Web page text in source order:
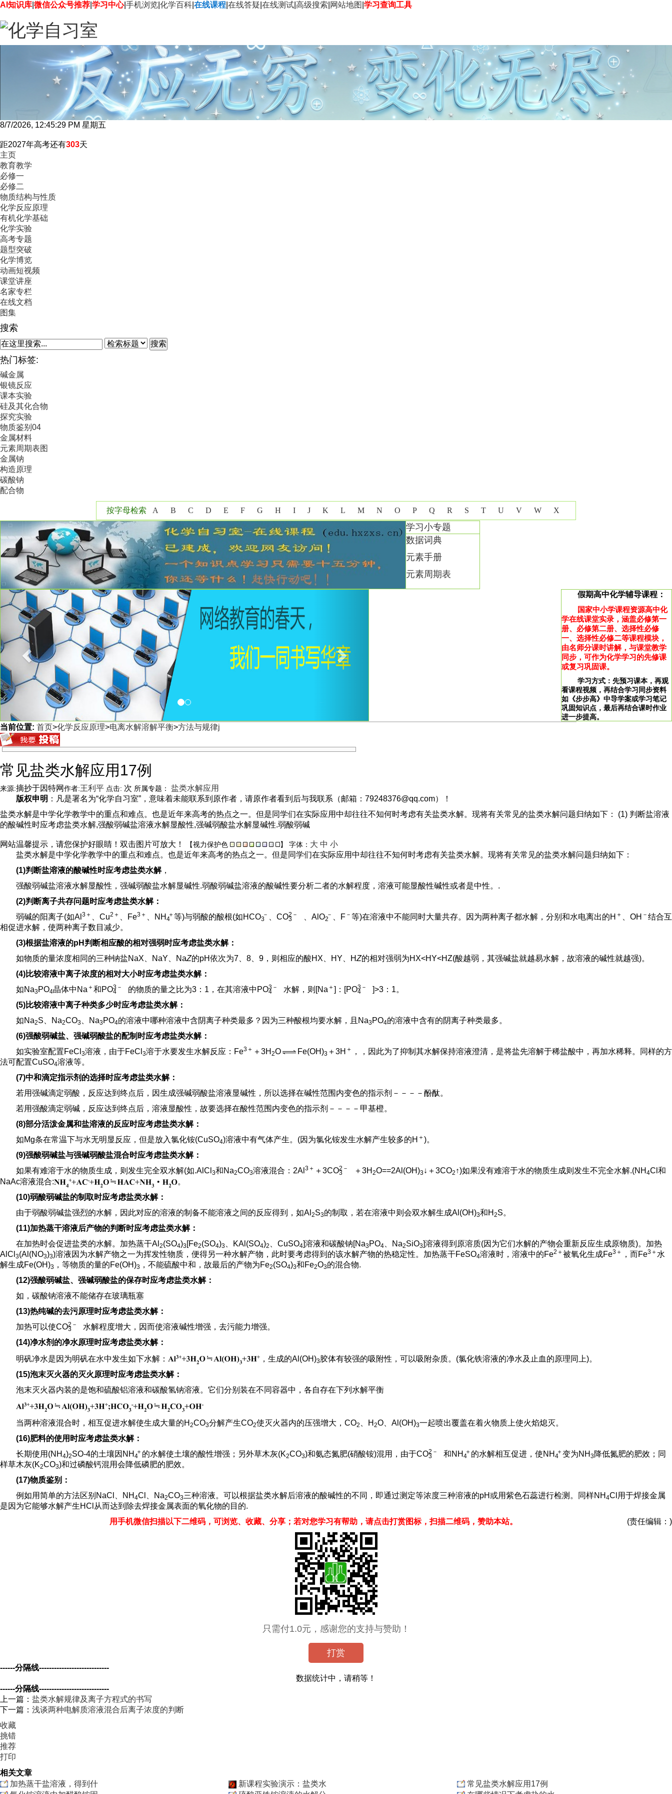
AI知识库 微信公众号推荐 学习中心|手机浏览 化学百科 在线课程 在线答疑 在线测试 高级搜索 网站地图 学习查询工具
8/7/2026, 12:45:30 PM 星期五
距2027年高考还有303天
主页
教育教学
必修一
必修二
物质结构与性质
化学反应原理
有机化学基础
化学实验
高考专题
题型突破
化学博览
动画短视频
课堂讲座
名家专栏
在线文档
图集
搜索
搜索
热门标签:
碱金属
银镜反应
课本实验
硅及其化合物
探究实验
物质鉴别04
金属材料
元素周期表图
金属钠
构造原理
碳酸钠
配合物
按字母检索 A B C D E F G H I J K L M N O P Q R S T U V W X
Y Z
学习小专题
数据词典
元素手册
元素周期表
Previous 假期高中化学辅导课程：
国家中小学课程资源高中化
学在线课堂实录，涵盖必修第一
册、必修第二册、选择性必修
一、选择性必修二等课程模块，
由名师分课时讲解，与课堂教学
同步，可作为化学学习的先修课
或复习巩固课。
学习方式：先预习课本，再观
看课程视频，再结合学习同步资料
如《步步高》中导学案或学习笔记
巩固知识点，最后再结合课时作业
进一步提高。
<
当前位置: 首页>化学反应原理>电离水解溶解平衡>方法与规律j
常见盐类水解应用17例
来源:摘抄于因特网 作者:王利平 点击: 次 所属专题：
盐类水解应用
版权申明 ：凡是署名为“化学自习室”，意味着未能联系到原作者，请原作者看到后与我联系（邮箱：79248376@qq.com）！
盐类水解是中学化学教学中的重点和难点。也是近年来高考的热点之一。但是同学们在实际应用中却往往不知何时考虑有关盐类水解。现将有关常见的盐类水解问题归纳如下： (1) 判断盐溶液
的酸碱性时应考虑盐类水解,强酸弱碱盐溶液水解显酸性,强碱弱酸盐水解显碱性.弱酸弱碱
网站温馨提示，请您保护好眼睛！双击图片可放大！ 【视力保护色 】 字体： 大 中 小
盐类水解是中学化学教学中的重点和难点。也是近年来高考的热点之一。但是同学们在实际应用中却往往不知何时考虑有关盐类水解。现将有关常见的盐类水解问题归纳如下：
(1)判断盐溶液的酸碱性时应考虑盐类水解，
强酸弱碱盐溶液水解显酸性，强碱弱酸盐水解显碱性.弱酸弱碱盐溶液的酸碱性要分析二者的水解程度，溶液可能显酸性碱性或者是中性。.
(2)判断离子共存问题时应考虑盐类水解：
弱碱的阳离子(如Al 3＋ 、Cu2＋ 、Fe3＋ NH 4 等)与弱酸的酸根(如HCO3 、CO3
2 － 、Al O2 、F － 等)在溶液中不能同时大量共存。因为两种离子都水解，分别和水电离出的H ＋ 、OH － 结合互
相促进水解，使两种离子数目减少。
(3)根据盐溶液的pH判断相应酸的相对强弱时应考虑盐类水解：
如物质的量浓度相同的三种钠盐NaX、NaY、NaZ的pH依次为7、8、9，则相应的酸HX、HY、HZ的相对强弱为HX<HY<HZ(酸越弱，其强碱盐就越易水解，故溶液的碱性就越强)。
(4)比较溶液中离子浓度的相对大小时应考虑盐类水解：
如Na3PO4晶体中Na ＋和PO4
3 － 的物质的量之比为3：1，在其溶液中PO4
3 － 水解，则[Na ＋]：[PO4
3 －
]>3：1。
(5)比较溶液中离子种类多少时应考虑盐类水解：
如Na2S、Na2CO3 、Na3PO4的溶液中哪种溶液中含阴离子种类最多？因为三种酸根均要水解，且Na3PO4的溶液中含有的阴离子种类最多。
(6)强酸弱碱盐、强碱弱酸盐的配制时应考虑盐类水解：
如实验室配置FeCl 3溶液，由于FeCl 3溶于水要发生水解反应：Fe3＋ ＋3H 2O Fe(OH)3 ＋3H ＋
，，因此为了抑制其水解保持溶液澄清，是将盐先溶解于稀盐酸中，再加水稀释。同样的方
法可配置CuSO4溶液等。
(7)中和滴定指示剂的选择时应考虑盐类水解：
若用强碱滴定弱酸，反应达到终点后，因生成强碱弱酸盐溶液显碱性，所以选择在碱性范围内变色的指示剂－－－－酚酞。
若用强酸滴定弱碱，反应达到终点后，溶液显酸性，故要选择在酸性范围内变色的指示剂－－－－甲基橙。
(8)部分活泼金属和盐溶液的反应时应考虑盐类水解：
如Mg条在常温下与水无明显反应，但是放入氯化铵(CuSO4)溶液中有气体产生。(因为氯化铵发生水解产生较多的H ＋)。
(9)强酸弱碱盐与强碱弱酸盐混合时应考虑盐类水解：
如果有难溶于水的物质生成，则发生完全双水解(如.AlCl 3和Na2CO3溶液混合：2Al 3＋ ＋3CO3
2 － ＋3H 2O==2Al(OH)3↓＋3CO2 ↑)如果没有难溶于水的物质生成则发生不完全水解.(NH 4Cl和
NaAc溶液混合:
。
(10)弱酸弱碱盐的制取时应考虑盐类水解：
由于弱酸弱碱盐强烈的水解，因此对应的溶液的制备不能溶液之间的反应得到，如Al 2S3的制取，若在溶液中则会双水解生成Al(OH)3和H 2S。
(11)加热蒸干溶液后产物的判断时应考虑盐类水解：
在加热时会促进盐类的水解。加热蒸干Al 2(SO4)3[Fe2(SO4)3 、KAl(SO4)2 、CuSO4]溶液和碳酸钠[Na3PO4 、Na2SiO3]溶液得到原溶质(因为它们水解的产物会重新反应生成原物质)。加热
AlCl 3(Al(NO3)3)溶液因为水解产物之一为挥发性物质，便得另一种水解产物，此时要考虑得到的该水解产物的热稳定性。加热蒸干FeSO4溶液时，溶液中的Fe2＋被氧化生成Fe3＋ ，而Fe3＋ 水
解生成Fe(OH)3 ，等物质的量的Fe(OH)3 ，不能硫酸中和，故最后的产物为Fe2(SO4)3和Fe2O3的混合物.
(12)强酸弱碱盐、强碱弱酸盐的保存时应考虑盐类水解：
如，碳酸钠溶液不能储存在玻璃瓶塞
(13)热纯碱的去污原理时应考虑盐类水解：
加热可以使CO3
2 －
水解程度增大，因而使溶液碱性增强，去污能力增强。
(14)净水剂的净水原理时应考虑盐类水解：
明矾净水是因为明矾在水中发生如下水解：
，生成的Al(OH)3胶体有较强的吸附性，可以吸附杂质。(氯化铁溶液的净水及止血的原理同上)。
(15)泡末灭火器的灭火原理时应考虑盐类水解：
泡末灭火器内装的是饱和硫酸铝溶液和碳酸氢钠溶液。它们分别装在不同容器中，各自存在下列水解平衡
当两种溶液混合时，相互促进水解使生成大量的H 2CO3分解产生CO2使灭火器内的压强增大，CO2 、H 2O、Al(OH)3一起喷出覆盖在着火物质上使火焰熄灭。
(16)肥料的使用时应考虑盐类水解：
长期使用(NH 4)2SO-4的土壤因 NH 4 的水解使土壤的酸性增强；另外草木灰(K2CO3)和氨态氮肥(硝酸铵)混用，由于CO3
2 － 和NH 4 的水解相互促进，使NH 4 变为NH 3降低氮肥的肥效；同
样草木灰(K2CO3)和过磷酸钙混用会降低磷肥的肥效。
(17)物质鉴别：
例如用简单的方法区别NaCl、NH 4Cl、Na2CO3三种溶液。可以根据盐类水解后溶液的酸碱性的不同，即通过测定等浓度三种溶液的pH或用紫色石蕊进行检测。同样NH 4Cl用于焊接金属
是因为它能够水解产生HCl从而达到除去焊接金属表面的氧化物的目的.
(责任编辑：)
用手机微信扫描以下二维码，可浏览、收藏、分享；若对您学习有帮助，请点击打赏图标，扫描二维码，赞助本站。
只需付1.0元，感谢您的支持与赞助！
打赏
------分隔线----------------------------
数据统计中，请稍等！
------分隔线----------------------------
上一篇： 盐类水解规律及离子方程式的书写
下一篇： 浅谈两种电解质溶液混合后离子浓度的判断
收藏
挑错
推荐
打印
相关文章
加热蒸干盐溶液，得到什
新课程实验演示：盐类水
常见盐类水解应用17例